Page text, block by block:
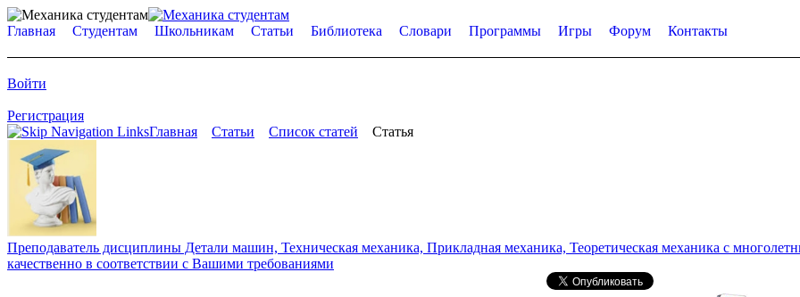
Главная Студентам Школьникам Статьи Библиотека Словари Программы Игры Форум Контакты
Войти
Регистрация
Главная
Статьи Список статей Статья
Преподаватель дисциплины Детали машин, Техническая механика, Прикладная механика, Теоретическая механика с
качественно в соответствии с Вашими требованиями